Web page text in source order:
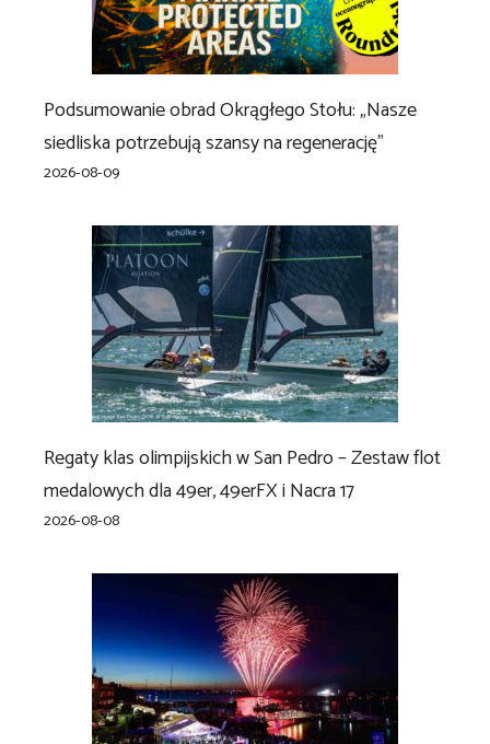
Podsumowanie obrad Okrągłego Stołu: „Nasze
siedliska potrzebują szansy na regenerację”
2026-08-09
Regaty klas olimpijskich w San Pedro – Zestaw flot
medalowych dla 49er, 49erFX i Nacra 17
2026-08-08